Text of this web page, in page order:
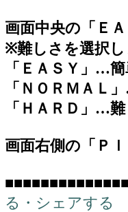
画面中央の「Ｅ
※難しさを選択し
「ＥＡＳＹ」…
「ＮＯＲＭＡＬ
「ＨＡＲＤ」…
画面右側の「Ｐ
る・シェアする